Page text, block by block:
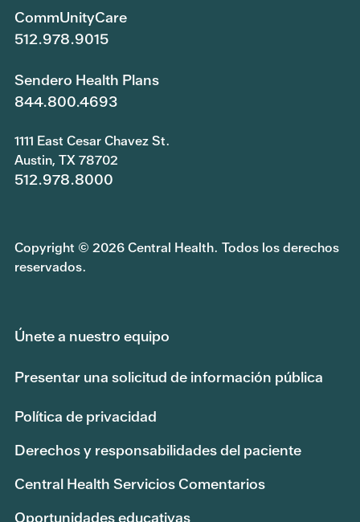
CommUnityCare
512.978.9015
Sendero Health Plans
844.800.4693
1111 East Cesar Chavez St.
Austin, TX 78702
512.978.8000
Copyright © 2026 Central Health. Todos los derechos
reservados.
Únete a nuestro equipo
Presentar una solicitud de información pública
Política de privacidad
Derechos y responsabilidades del paciente
Central Health Servicios Comentarios
Oportunidades educativas